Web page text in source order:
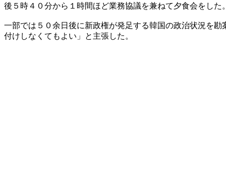
後５時４０分から１時間ほど業務協議を兼ねて夕食会をし
一部では５０余日後に新政権が発足する韓国の政治状況を
付けしなくてもよい」と主張した。